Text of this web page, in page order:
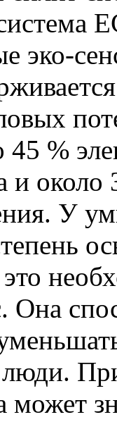
эко-
45 %
и
У
люди.
может